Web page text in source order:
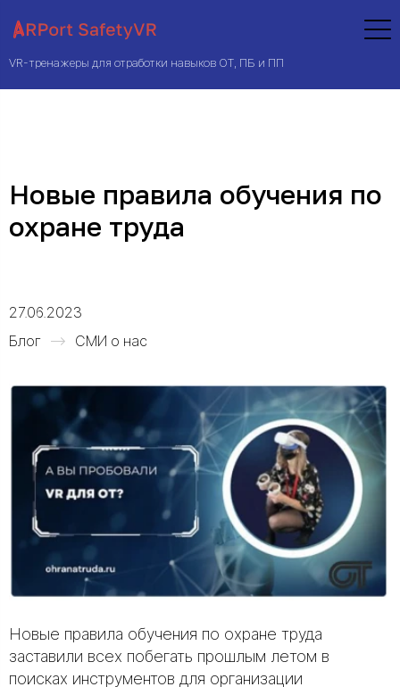
VR-тренажеры для отработки навыков ОТ, ПБ и ПП
Новые правила обучения по
охране труда
27.06.2023
Блог
СМИ о нас
Новые правила обучения по охране труда
заставили всех побегать прошлым летом в
поисках инструментов для организации